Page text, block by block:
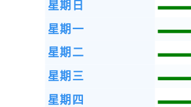
星期日
星期一
星期二
星期三
星期四